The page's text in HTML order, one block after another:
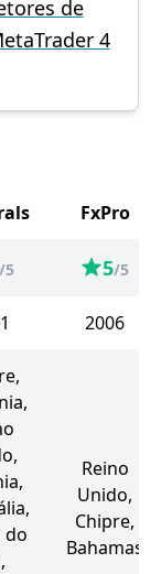
de
4
FxPro
/5 5/5
2006
do
Reino
Unido,
Chipre,
Bahamas